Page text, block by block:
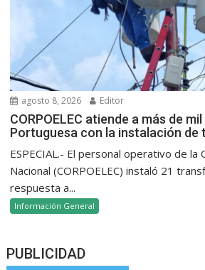
agosto 8, 2026 Editor
CORPOELEC atiende a más de
Portuguesa con la instalación
ESPECIAL.- El personal operativo de la
Nacional (CORPOELEC) instaló 21
respuesta a...
Información General
PUBLICIDAD